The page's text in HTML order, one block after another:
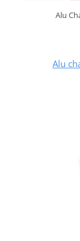
Alu
Alu